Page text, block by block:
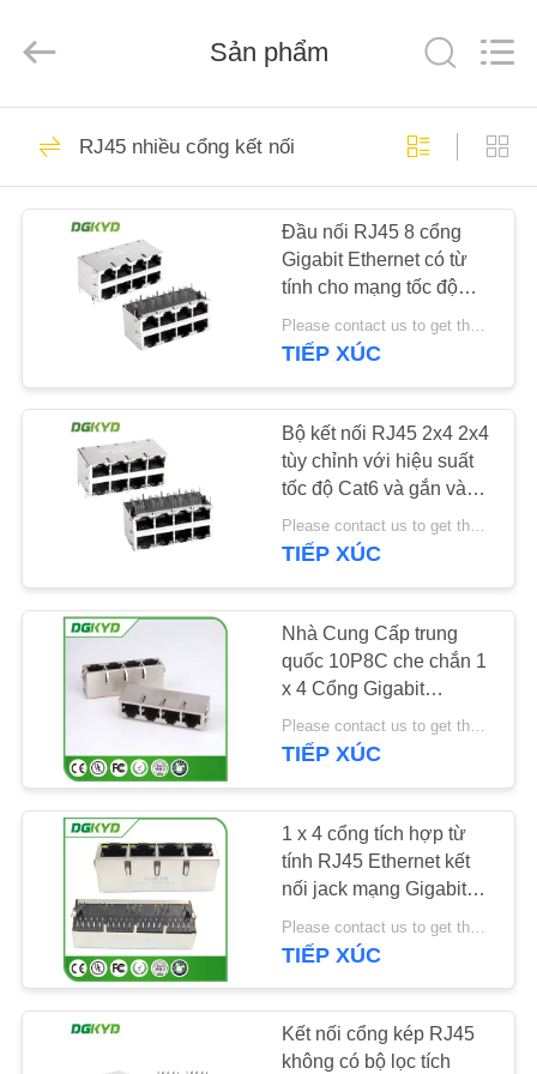
TRANG
CHỦ
CÁC
HƯỚNG
DẪN
CHÚNG
THAM
NHÀ
MÁY
KIỂM
SOÁT
CHẤT
LƯỢNG
Technology
Co.,ltd.
Reserved.
Đầu nối Ethernet
RJ45
RJ45 Shielded kết
nối
67
RJ45 nhiều cổng kết
nối
101
Cổng đơn RJ45
127
Sản phẩm
RJ45 nhiều cổng kết nối
Đầu nối RJ45 8 cổng
Gigabit Ethernet có từ
tính cho mạng tốc độ
cao
Please contact us to get the latest price. MOQ:1 mảnh
TIẾP XÚC
Bộ kết nối RJ45 2x4 2x4
tùy chỉnh với hiệu suất
tốc độ Cat6 và gắn vào
bên
Please contact us to get the latest price. MOQ:1 mảnh
TIẾP XÚC
Nhà Cung Cấp trung
quốc 10P8C che chắn 1
x 4 Cổng Gigabit
ethernet RJ45 connector
với biến áp nội bộ
Please contact us to get the latest price. MOQ:1 miếng
TIẾP XÚC
1 x 4 cổng tích hợp từ
tính RJ45 Ethernet kết
nối jack mạng Gigabit
với đèn LED
TIẾP XÚC
Kết nối cổng kép RJ45
không có bộ lọc tích